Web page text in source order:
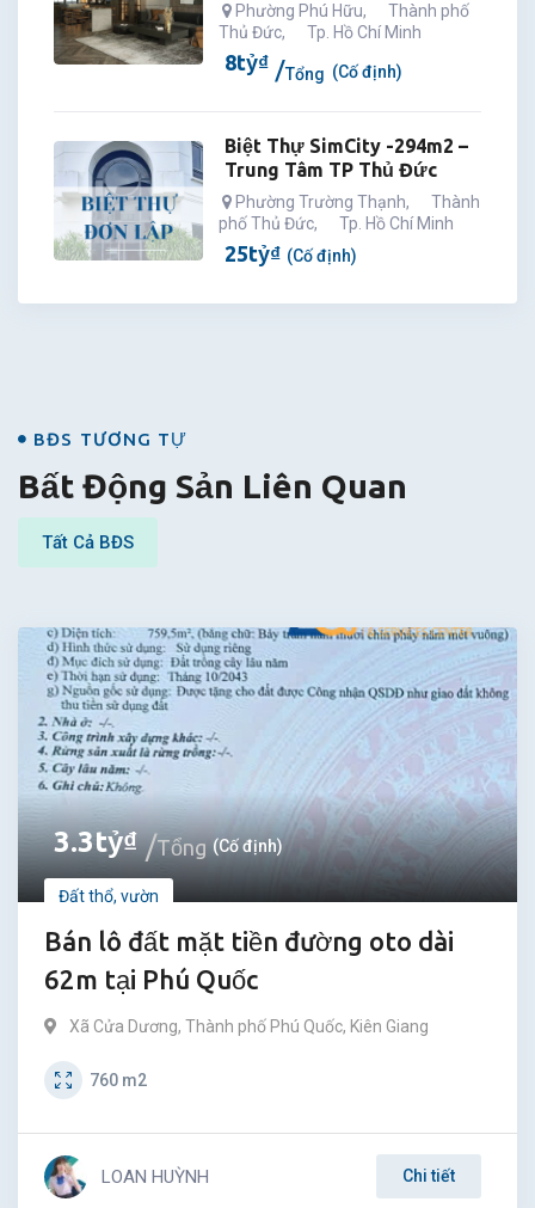
Phường Phú Hữu,
Thành phố
Thủ Đức, Tp. Hồ Chí Minh
8tỷ₫ Tổng (Cố định)
Biệt Thự SimCity -294m2 –
Trung Tâm TP Thủ Đức
Phường Trường Thạnh,
Thành
phố Thủ Đức, Tp. Hồ Chí Minh
25tỷ₫ (Cố định)
BĐS
BĐS TƯƠNG TỰ
Bất Động Sản Liên Quan
Tất Cả BĐS
3.3tỷ₫ Tổng (Cố định)
Đất thổ, vườn
Bán lô đất mặt tiền đường oto dài
62m tại Phú Quốc
Xã Cửa Dương, Thành phố Phú Quốc, Kiên Giang
760 m2
LOAN HUỲNH Chi tiết